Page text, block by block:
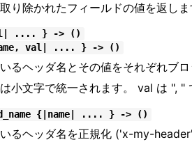
取り除かれたフィールドの値を返し
.... } -> ()
val| .... } -> ()
るヘッダ名とその値をそれぞれブロ
小文字で統一されます。 val は ", "
{|name| .... } -> ()
るヘッダ名を正規化 ('x-my-